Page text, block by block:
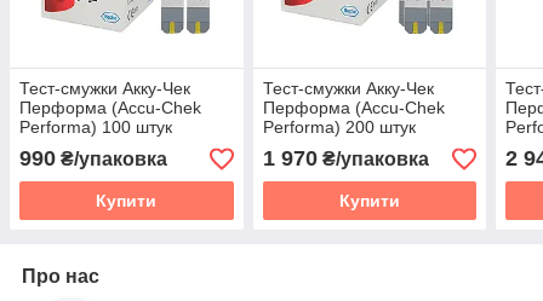
Тест-смужки Акку-Чек
Перформа (Accu-Chek
Performa) 100 штук
990 ₴/упаковка
Купити
Тест-смужки Акку-Чек
Перформа (Accu-Chek
Performa) 200 штук
1 970₴/упаковка
Купити
2
Про нас